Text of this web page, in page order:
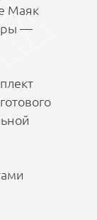
Маяк
—